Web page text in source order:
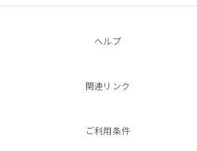
ヘルプ
関連リンク
ご利用条件